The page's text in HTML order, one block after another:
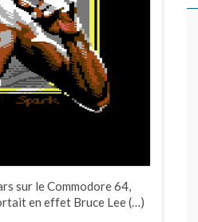
sur le Commodore 64,
en effet Bruce Lee (…)